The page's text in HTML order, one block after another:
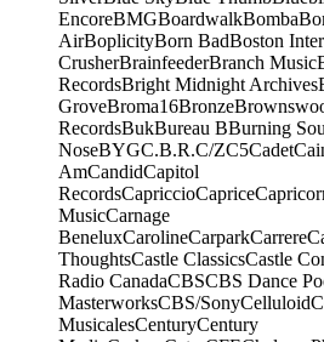
EncoreBMGBoardwalkBomba
AirBoplicityBorn BadBoston
CrusherBrainfeederBranch Music
RecordsBright Midnight Archives
GroveBroma16Bronze
RecordsBukBureau BBurning
NoseBYGC.B.R.C/ZC5Cadet
AmCandidCapitol
RecordsCapriccioCaprice
MusicCarnage
BeneluxCarolineCarparkCarrere
ThoughtsCastle ClassicsCastle
Radio CanadaCBSCBS Dance
MasterworksCBS/SonyCelluloid
MusicalesCenturyCentury